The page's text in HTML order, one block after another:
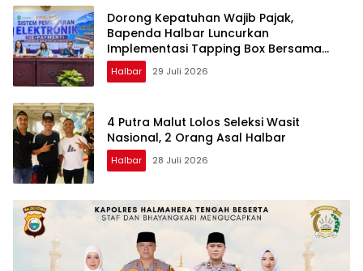
Dorong Kepatuhan Wajib Pajak,
Bapenda Halbar Luncurkan
Implementasi Tapping Box Bersama
Bank Maluku-Malut
Halbar 29 Juli 2026
4 Putra Malut Lolos Seleksi Wasit
Nasional, 2 Orang Asal Halbar
Halbar 28 Juli 2026